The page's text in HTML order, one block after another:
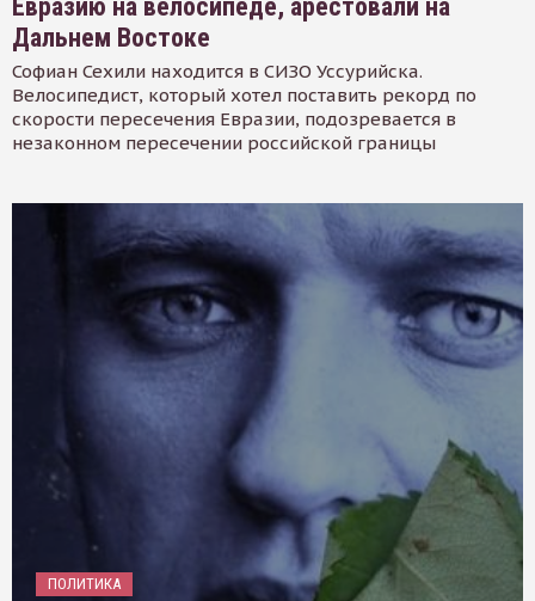
Евразию на велосипеде, арестовали на
Дальнем Востоке
Софиан Сехили находится в СИЗО Уссурийска.
Велосипедист, который хотел поставить рекорд по
скорости пересечения Евразии, подозревается в
незаконном пересечении российской границы
ПОЛИТИКА